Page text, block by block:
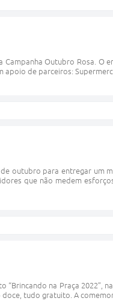
Outubro Rosa. O
de parceiros:
outubro para entregar um
que não medem
na Praça 2022”,
tudo gratuito. A